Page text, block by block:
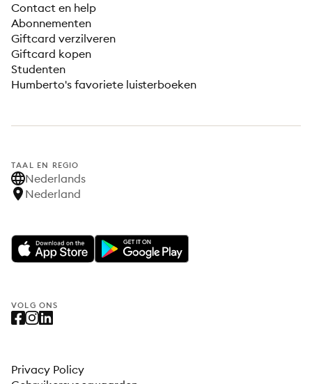
Contact en help
Abonnementen
Giftcard verzilveren
Giftcard kopen
Studenten
Humberto's favoriete luisterboeken
TAAL EN REGIO
Nederlands
Nederland
VOLG ONS
Privacy Policy